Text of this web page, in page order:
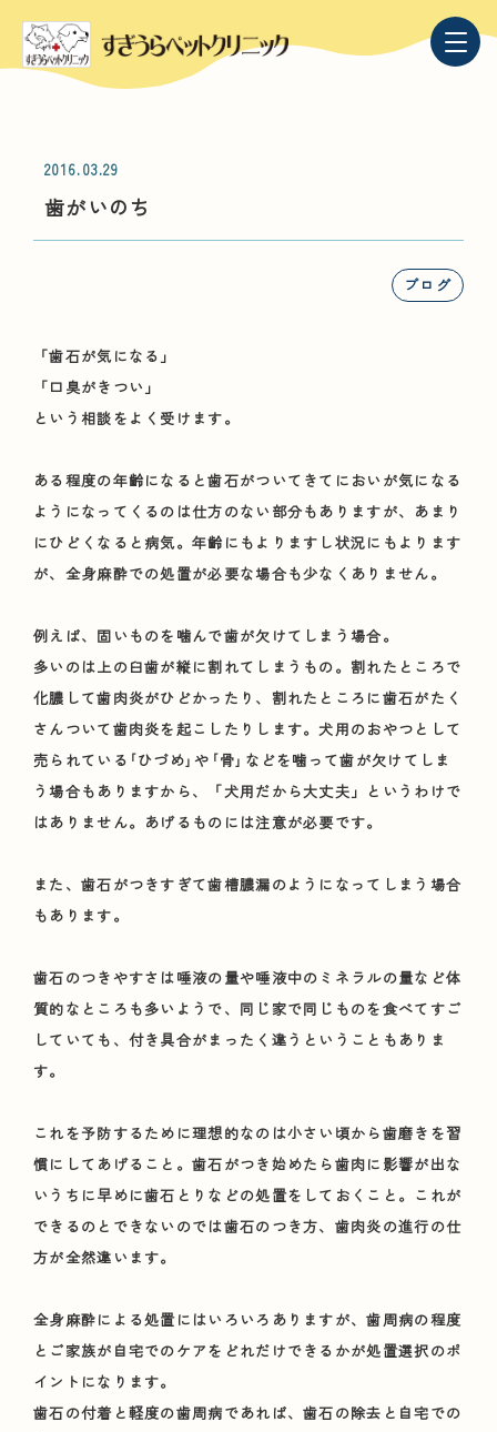
2016.03.29
歯がいのち
ブログ
「歯石が気になる」
「口臭がきつい」
という相談をよく受けます。
ある程度の年齢になると歯石がついてきてにおいが気になる
ようになってくるのは仕方のない部分もありますが、あまり
にひどくなると病気。年齢にもよりますし状況にもよります
が、全身麻酔での処置が必要な場合も少なくありません。
例えば、固いものを噛んで歯が欠けてしまう場合。
多いのは上の臼歯が縦に割れてしまうもの。割れたところで
化膿して歯肉炎がひどかったり、割れたところに歯石がたく
さんついて歯肉炎を起こしたりします。犬用のおやつとして
売られている｢ひづめ｣や｢骨｣などを噛って歯が欠けてしま
う場合もありますから、「犬用だから大丈夫」というわけで
はありません。あげるものには注意が必要です。
また、歯石がつきすぎて歯槽膿漏のようになってしまう場合
もあります。
歯石のつきやすさは唾液の量や唾液中のミネラルの量など体
質的なところも多いようで、同じ家で同じものを食べてすご
していても、付き具合がまったく違うということもありま
す。
これを予防するために理想的なのは小さい頃から歯磨きを習
慣にしてあげること。歯石がつき始めたら歯肉に影響が出な
いうちに早めに歯石とりなどの処置をしておくこと。これが
できるのとできないのでは歯石のつき方、歯肉炎の進行の仕
方が全然違います。
全身麻酔による処置にはいろいろありますが、歯周病の程度
とご家族が自宅でのケアをどれだけできるかが処置選択のポ
イントになります。
歯石の付着と軽度の歯周病であれば、歯石の除去と自宅での